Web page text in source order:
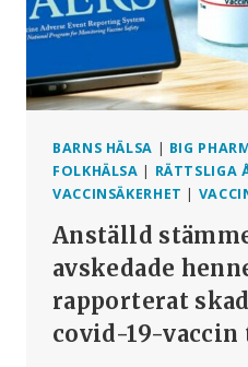
BARNS HÄLSA | BIG
FOLKHÄLSA | RÄTTSLIGA
VACCINSÄKERHET |
Anställd
avskedade
rapporterat
covid-19-vaccin